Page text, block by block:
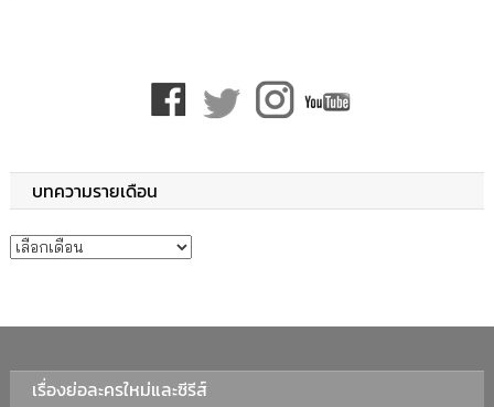
บทความรายเดือน
บทความรายเดือน
เรื่องย่อละครใหม่และซีรีส์